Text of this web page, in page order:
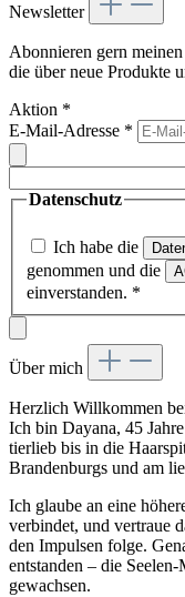
Newsletter
Abonnieren gern
die über neue Produkte
Aktion *
E-Mail-Adresse *
Datenschutz
Ich habe die
genommen und die
einverstanden. *
Über mich
Herzlich Willkommen
Ich bin Dayana, 45
tierlieb bis in die
Brandenburgs und am
Ich glaube an eine
verbindet, und vertraue
den Impulsen folge.
entstanden – die
gewachsen.